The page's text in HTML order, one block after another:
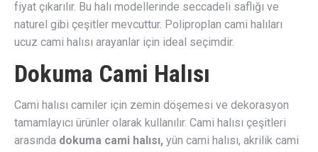
fiyat çıkarılır. Bu halı modellerinde seccadeli saflığı ve
naturel gibi çeşitler mevcuttur. Poliproplan cami halıları
ucuz cami halısı arayanlar için ideal seçimdir.
Dokuma Cami Halısı
Cami halısı camiler için zemin döşemesi ve dekorasyon
tamamlayıcı ürünler olarak kullanılır. Cami halısı çeşitleri
arasında dokuma cami halısı, yün cami halısı, akrilik cami